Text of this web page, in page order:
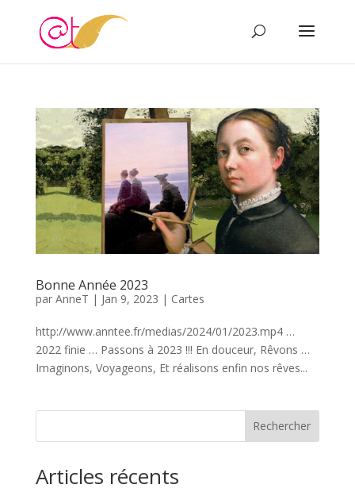
Bonne Année 2023
par AnneT | Jan 9, 2023 | Cartes
http://www.anntee.fr/medias/2024/01/2023.mp4 …
2022 finie … Passons à 2023 !!! En douceur, Rêvons …
Imaginons, Voyageons, Et réalisons enfin nos rêves...
Rechercher
Articles récents